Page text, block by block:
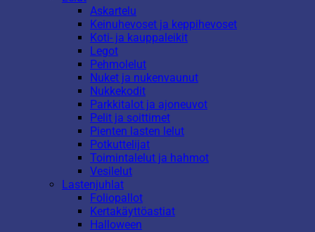
Askartelu
Keinuhevoset ja keppihevoset
Koti- ja kauppaleikit
Legot
Pehmolelut
Nuket ja nukenvaunut
Nukkekodit
Parkkitalot ja ajoneuvot
Pelit ja soittimet
Pienten lasten lelut
Potkuttelijat
Toimintalelut ja hahmot
Vesilelut
Lastenjuhlat
Foliopallot
Kertakäyttöastiat
Halloween